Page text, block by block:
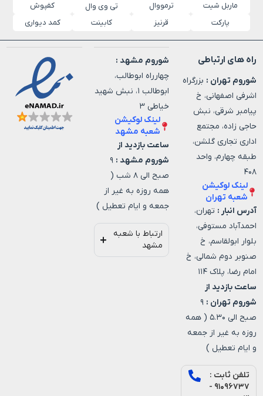
ماربل شیت ترمووال تی وی وال
کفپوش
پارکت
قرنیز کابینت کمد دیواری
راه های ارتباطی
شوروم تهران : بزرگراه
اشرفی اصفهانی، خ
پیامبر شرقی، نبش
حاجی زاده، مجتمع
اداری تجاری گلشن،
طبقه چهارم، واحد
۴۰۸
لینک لوکیشن
شعبه تهران
آدرس انبار : تهران،
احمدآباد مستوفی،
بلوار ابولقاسم، خ
صنوبر دوم شمالی، خ
امام رضا، پلاک ۱۱۴
ساعت بازدید از
شوروم تهران : ۹
صبح الی ۵.۳۰ ( همه
روزه به غیر از جمعه
و ایام تعطیل )
تلفن ثابت :
۹۱۰۹۶۷۳۷ -
شوروم مشهد :
چهارراه ابوطالب،
ابوطالب ۱، نبش شهید
خیاطی ۳
لینک لوکیشن
شعبه مشهد
ساعت بازدید از
شوروم مشهد : ۹
صبح الی ۸ شب (
همه روزه به غیر از
جمعه و ایام تعطیل )
ارتباط با شعبه
مشهد